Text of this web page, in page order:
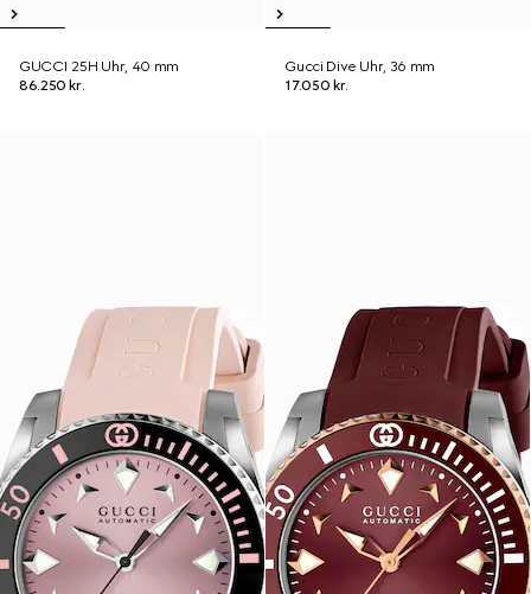
GUCCI 25H Uhr, 40 mm
86.250 kr.
Gucci Dive Uhr, 36 mm
17.050 kr.